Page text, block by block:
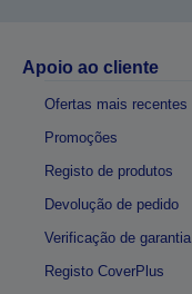
Apoio ao cliente
Ofertas mais recentes
Promoções
Registo de produtos
Devolução de pedido
Verificação de garantia
Registo CoverPlus